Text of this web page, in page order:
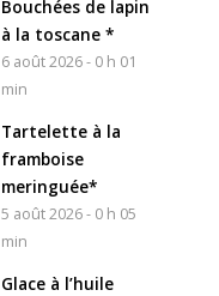
Bouchées de lapin
à la toscane *
6 août 2026 - 0 h 01
min
Tartelette à la
framboise
meringuée*
5 août 2026 - 0 h 05
min
Glace à l’huile